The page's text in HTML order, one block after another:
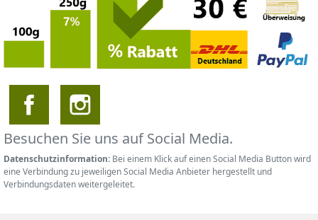
Besuchen Sie uns auf Social Media.
Datenschutzinformation: Bei einem Klick auf einen Social Media Button wird
eine Verbindung zu jeweiligen Social Media Anbieter hergestellt und
Verbindungsdaten weitergeleitet.